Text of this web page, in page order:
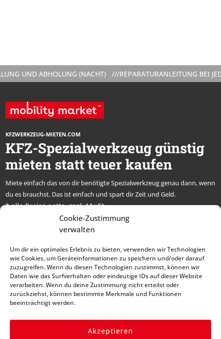
Cookie-Zustimmung
verwalten
Um dir ein optimales Erlebnis zu bieten, verwenden wir Technologien
wie Cookies, um Geräteinformationen zu speichern und/oder darauf
zuzugreifen. Wenn du diesen Technologien zustimmst, können wir
Daten wie das Surfverhalten oder eindeutige IDs auf dieser Website
verarbeiten. Wenn du deine Zustimmung nicht erteilst oder
zurückziehst, können bestimmte Merkmale und Funktionen
beeinträchtigt werden.
Akzeptieren
UND ABHOLUNG (NACHT) ///REPARATURANLEITUNG BEI
KFZWERKZEUG-MIETEN.COM
KFZ-Spezialwerkzeug günstig
mieten statt teuer kaufen
Miete einfach das von dir benötigte Spezialwerkzeug genau dann, wenn
du es brauchst. Das ist einfach und spart dir Zeit und Geld.
* alle Preise netto, zzgl. MwSt.
Abonniere unseren
Newsletter und bleibe
immer auf dem Laufenden